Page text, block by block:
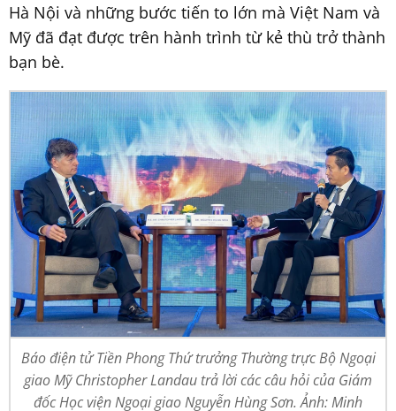
Hà Nội và những bước tiến to lớn mà Việt Nam và
Mỹ đã đạt được trên hành trình từ kẻ thù trở thành
bạn bè.
Báo điện tử Tiền Phong Thứ trưởng Thường trực Bộ Ngoại
giao Mỹ Christopher Landau trả lời các câu hỏi của Giám
đốc Học viện Ngoại giao Nguyễn Hùng Sơn. Ảnh: Minh